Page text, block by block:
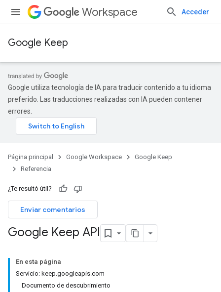
Workspace Acceder
Google Keep
Google utiliza tecnología de IA para traducir contenido a tu idioma
preferido. Las traducciones realizadas con IA pueden contener
errores.
Página principal Google Workspace
Google Keep
Referencia
¿Te resultó útil?
Enviar comentarios
Google Keep API
En esta página
Servicio: keep.googleapis.com
Documento de descubrimiento